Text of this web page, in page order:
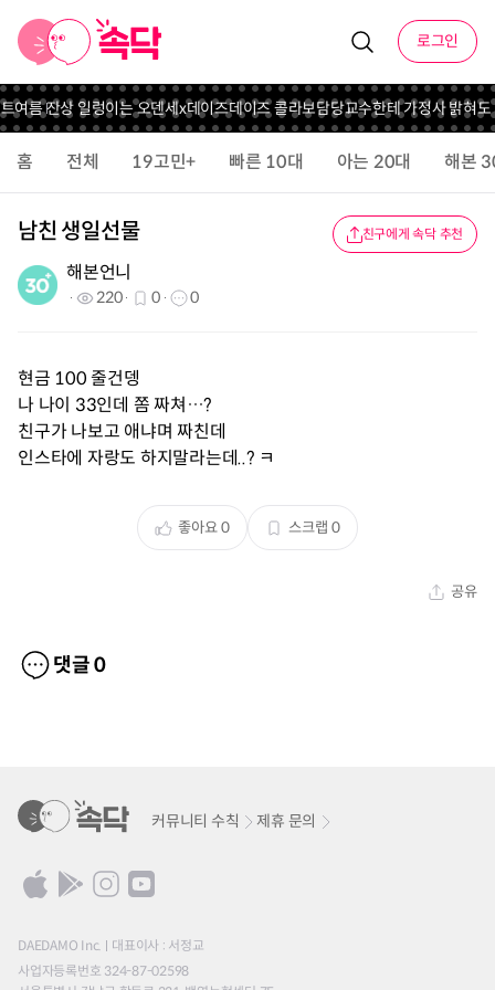
로그인
여름 잔상 일렁이는 오덴세x데이즈데이즈 콜라보담당교수한테 가정사 밝혀도
홈 전체 19고민+ 빠른 10대 아는 20대 해본
남친 생일선물 친구에게 속닥 추천
해본언니
220 0 0
현금 100 줄건뎅
나 나이 33인데 쫌 짜쳐…?
친구가 나보고 애냐며 짜친데
인스타에 자랑도 하지말라는데..? ㅋ
좋아요0 스크랩 0
공유
댓글0
커뮤니티 수칙 제휴 문의
DAEDAMO Inc.
대표이사 : 서정교
사업자등록번호 324-87-02598